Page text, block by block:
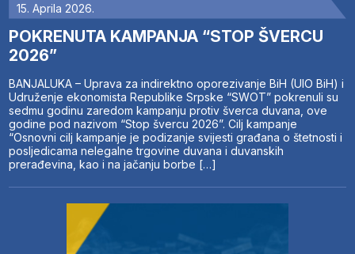
15. Aprila 2026.
POKRENUTA KAMPANJA “STOP ŠVERCU
2026”
BANJALUKA – Uprava za indirektno oporezivanje BiH (UIO BiH) i
Udruženje ekonomista Republike Srpske “SWOT” pokrenuli su
sedmu godinu zaredom kampanju protiv šverca duvana, ove
godine pod nazivom “Stop švercu 2026”. Cilj kampanje
“Osnovni cilj kampanje je podizanje svijesti građana o štetnosti i
posljedicama nelegalne trgovine duvana i duvanskih
prerađevina, kao i na jačanju borbe […]